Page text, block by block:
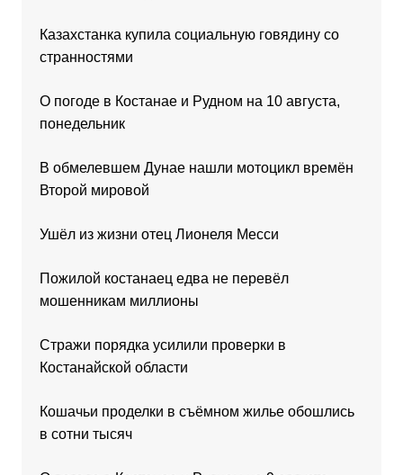
Казахстанка купила социальную говядину со
странностями
О погоде в Костанае и Рудном на 10 августа,
понедельник
В обмелевшем Дунае нашли мотоцикл времён
Второй мировой
Ушёл из жизни отец Лионеля Месси
Пожилой костанаец едва не перевёл
мошенникам миллионы
Стражи порядка усилили проверки в
Костанайской области
Кошачьи проделки в съёмном жилье обошлись
в сотни тысяч